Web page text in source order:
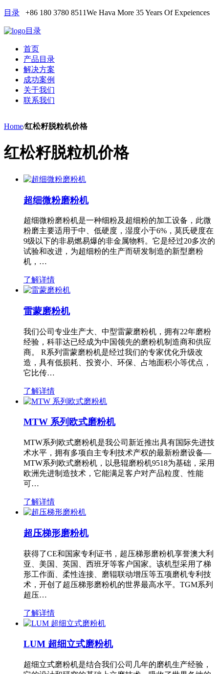
目录 +86 180 3780 8511We Hava More 35 Years Of Expeiences
目录
首页
产品目录
解决方案
成功案例
关于我们
联系我们
Home/红松籽脱粒机价格
红松籽脱粒机价格
超细微粉磨粉机
超细微粉磨粉机是一种细粉及超细粉的加工设备，此微
粉磨主要适用于中、低硬度，湿度小于6%，莫氏硬度在
9级以下的非易燃易爆的非金属物料。它是经过20多次的
试验和改进，为超细粉的生产而研发制造的新型磨粉
机，…
了解详情
雷蒙磨粉机
我们公司专业生产大、中型雷蒙磨粉机，拥有22年磨粉
经验，科菲达已经成为中国领先的磨粉机制造商和供应
商。 R系列雷蒙磨粉机是经过我们的专家优化升级改
造，具有低损耗、投资小、环保、占地面积小等优点，
它比传…
了解详情
MTW 系列欧式磨粉机
MTW系列欧式磨粉机是我公司新近推出具有国际先进技
术水平，拥有多项自主专利技术产权的最新粉磨设备—
MTW系列欧式磨粉机，以悬辊磨粉机9518为基础，采用
欧洲先进制造技术，它能满足客户对产品粒度、性能
可…
了解详情
超压梯形磨粉机
获得了CE和国家专利证书，超压梯形磨粉机享誉澳大利
亚、美国、英国、西班牙等客户国家。该机型采用了梯
形工作面、柔性连接、磨辊联动增压等五项磨机专利技
术，开创了超压梯形磨粉机的世界最高水平。TGM系列
超压…
了解详情
LUM 超细立式磨粉机
超细立式磨粉机是结合我们公司几年的磨机生产经验，